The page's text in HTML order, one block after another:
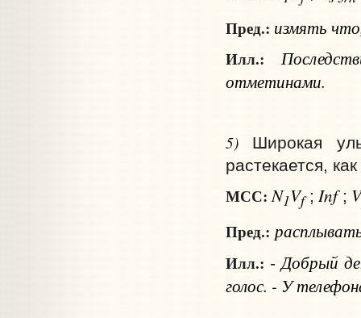
Пред.: измять что
Илл.:
отметинами.
5) Широкая
растекается,
МСС: N1Vf; Inf; V
Пред.:
Илл.: - Добрый
голос. - У